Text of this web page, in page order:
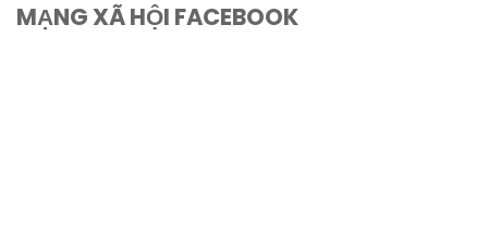
MẠNG XÃ HỘI FACEBOOK